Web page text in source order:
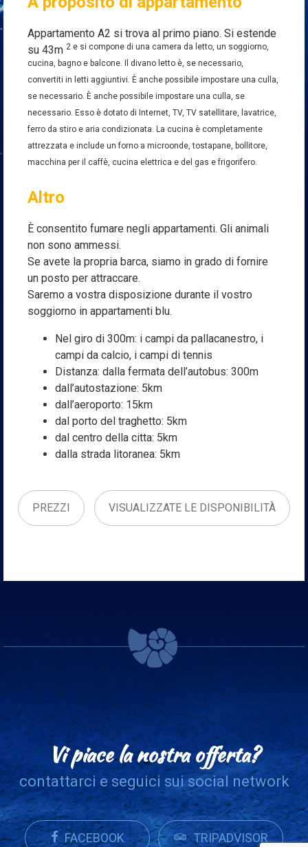
Appartamento A2 si trova al primo piano. Si estende
su 43m 2 e si compone di una camera da letto, un soggiorno,
cucina, bagno e balcone. Il divano letto è, se necessario,
convertiti in letti aggiuntivi. È anche possibile impostare una culla,
se necessario. È anche possibile impostare una culla, se
necessario. Esso è dotato di Internet, TV, TV satellitare, lavatrice,
ferro da stiro e aria condizionata. La cucina è completamente
attrezzata e include un forno a microonde, tostapane, bollitore,
macchina per il caffè, cucina elettrica e del gas e frigorifero.
Altro
È consentito fumare negli appartamenti. Gli animali
non sono ammessi.
Se avete la propria barca, siamo in grado di fornire
un posto per attraccare.
Saremo a vostra disposizione durante il vostro
soggiorno in appartamenti blu.
Nel giro di 300m: i campi da pallacanestro, i
campi da calcio, i campi di tennis
Distanza: dalla fermata dell’autobus: 300m
dall’autostazione: 5km
dall’aeroporto: 15km
dal porto del traghetto: 5km
dal centro della citta: 5km
dalla strada litoranea: 5km
PREZZI VISUALIZZATE LE DISPONIBILITÀ
Vi piace la nostra offerta?
contattarci e seguici sui social network
FACEBOOK TRIPADVISOR